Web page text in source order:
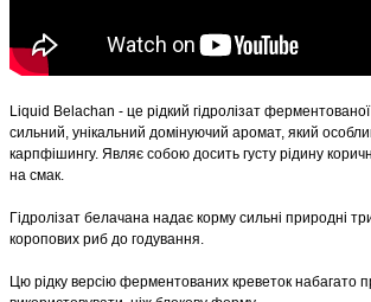
Liquid Belachan - це рідкий гідролізат
сильний, унікальний домінуючий аромат, який
карпфішингу. Являє собою досить густу рідину
на смак.
Гідролізат белачана надає корму сильні природні
коропових риб до годування.
Цю рідку версію ферментованих креветок набагато